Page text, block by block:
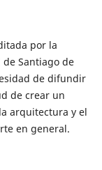
por la
Santiago de
de difundir
de crear un
arquitectura y el
en general.